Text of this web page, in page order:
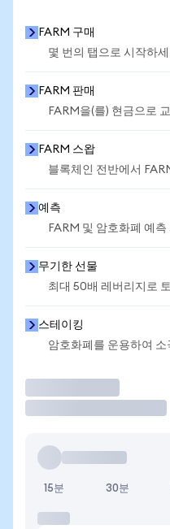
FARM 구매
몇 번의 탭으로 시작하
FARM 판매
FARM을(를) 현금으로
FARM 스왑
블록체인 전반에서
예측
FARM 및 암호화폐 예
무기한 선물
최대 50배 레버리지로
스테이킹
암호화폐를 운용하여
15분 30분